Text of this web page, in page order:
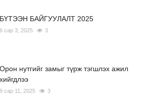
БҮТЭЭН БАЙГУУЛАЛТ 2025
6 сар 3, 2025 3
Орон нутгийг замыг түрж тэгшлэх ажил
хийгдлээ
9 сар 11, 2025 3